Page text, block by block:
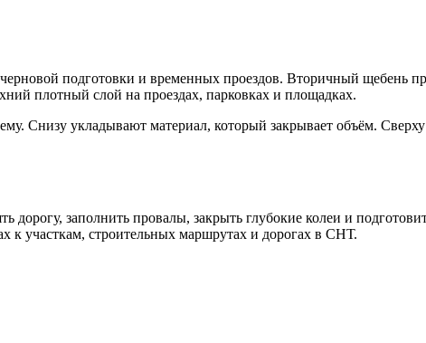
подготовки и временных проездов. Вторичный щебень
плотный слой на проездах, парковках и площадках.
Снизу укладывают материал, который закрывает объём.
заполнить провалы, закрыть глубокие колеи и
к участкам, строительных маршрутах и дорогах в СНТ.